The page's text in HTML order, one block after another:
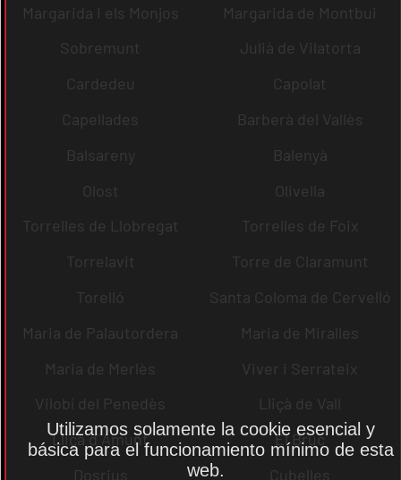
Margarida i els Monjos
Margarida de Montbui
Sobremunt
Julià de Vilatorta
Cardedeu
Capolat
Capellades
Barberà del Vallès
Balsareny
Balenyà
Olost
Olivella
Torrelles de Llobregat
Torrelles de Foix
Torrelavit
Torre de Claramunt
Torelló
Santa Coloma de Cervelló
Maria de Palautordera
Maria de Miralles
Maria de Merlès
Viver i Serrateix
Vilobí del Penedès
Lliçà de Vall
Lliçà d´Amunt
El Bruc
Dosrius
Cubelles
Utilizamos solamente la cookie esencial y
básica para el funcionamiento mínimo de esta
web.